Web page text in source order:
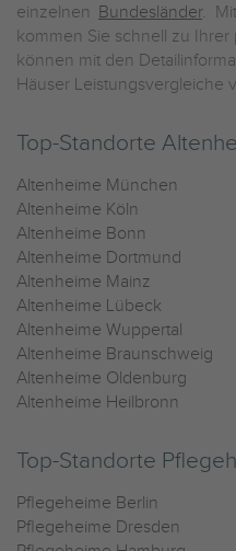
einzelnen Bundesländer.
kommen Sie schnell zu
können mit den
Häuser Leistungsvergleiche
Top-Standorte
Altenheime München
Altenheime Köln
Altenheime Bonn
Altenheime Dortmund
Altenheime Mainz
Altenheime Lübeck
Altenheime Wuppertal
Altenheime Braunschweig
Altenheime Oldenburg
Altenheime Heilbronn
Top-Standorte
Pflegeheime Berlin
Pflegeheime Dresden